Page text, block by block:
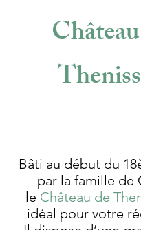
Bâti au début du
par la famille de
le Château de
idéal pour votre